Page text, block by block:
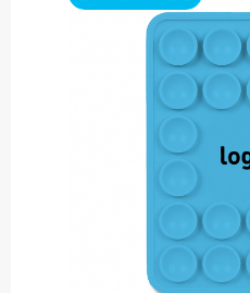
Documentmappen bedrukken
Klemborden bedrukken
Memoblaadjes bedrukken
Memo boekjes bedrukken